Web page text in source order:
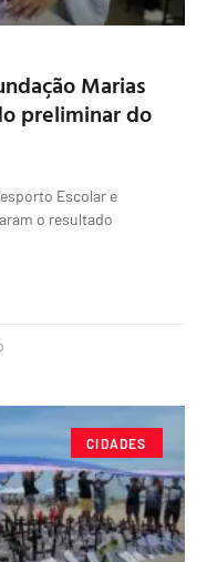
Marias
preliminar do
Escolar e
o resultado
CIDADES